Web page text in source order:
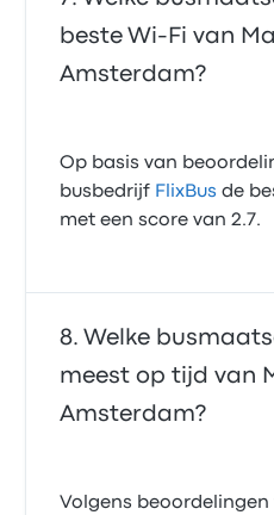
beste Wi‑Fi van
Amsterdam?
Op basis van
busbedrijf FlixBus de
met een score van 2.7.
Welke
meest op tijd van
Amsterdam?
Volgens